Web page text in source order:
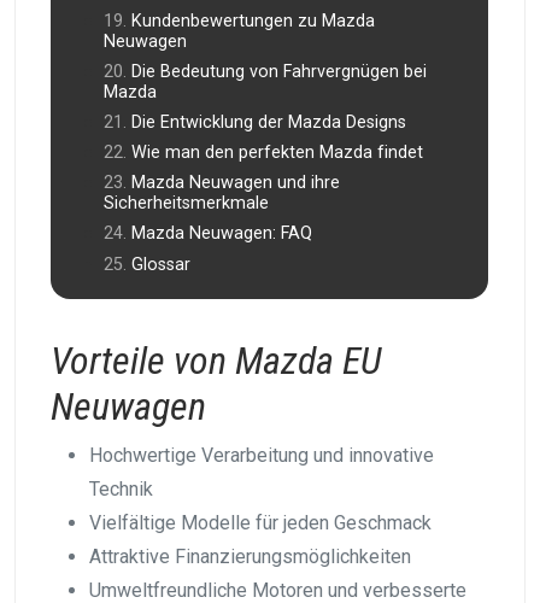
Kundenbewertungen zu Mazda
Neuwagen
Die Bedeutung von Fahrvergnügen bei
Mazda
Die Entwicklung der Mazda Designs
Wie man den perfekten Mazda findet
Mazda Neuwagen und ihre
Sicherheitsmerkmale
Mazda Neuwagen: FAQ
Glossar
Vorteile von Mazda EU
Neuwagen
Hochwertige Verarbeitung und innovative
Technik
Vielfältige Modelle für jeden Geschmack
Attraktive Finanzierungsmöglichkeiten
Umweltfreundliche Motoren und verbesserte